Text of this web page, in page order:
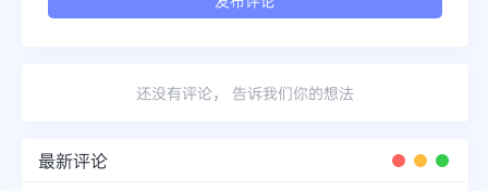
还没有评论， 告诉我们你的想法
最新评论